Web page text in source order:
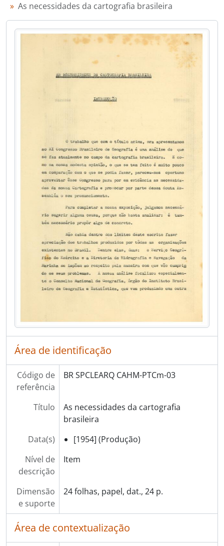
As necessidades da cartografia brasileira
Área de identificação
Código de
referência
BR SPCLEARQ CAHM-PTCm-03
Título
As necessidades da cartografia
brasileira
Data(s)
[1954] (Produção)
Nível de
descrição
Item
Dimensão
e suporte
24 folhas, papel, dat., 24 p.
Área de contextualização